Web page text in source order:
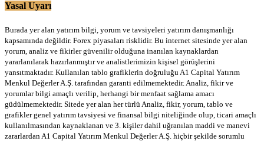
Yasal Uyarı
Burada yer alan yatırım bilgi, yorum ve tavsiyeleri yatırım danışmanlığı
kapsamında değildir. Forex piyasaları risklidir. Bu internet sitesinde yer alan
yorum, analiz ve fikirler güvenilir olduğuna inanılan kaynaklardan
yararlanılarak hazırlanmıştır ve analistlerimizin kişisel görüşlerini
yansıtmaktadır. Kullanılan tablo grafiklerin doğruluğu A1 Capital Yatırım
Menkul Değerler A.Ş. tarafından garanti edilmemektedir. Analiz, fikir ve
yorumlar bilgi amaçlı verilip, herhangi bir menfaat sağlama amacı
güdülmemektedir. Sitede yer alan her türlü Analiz, fikir, yorum, tablo ve
grafikler genel yatırım tavsiyesi ve finansal bilgi niteliğinde olup, ticari amaçlı
kullanılmasından kaynaklanan ve 3. kişiler dahil uğranılan maddi ve manevi
zararlardan A1 Capital Yatırım Menkul Değerler A.Ş. hiçbir şekilde sorumlu